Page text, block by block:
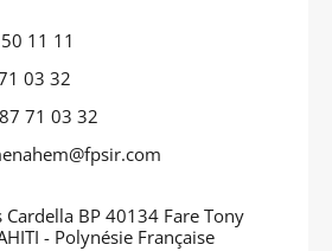
11 11
03 32
71 03 32
Cardella BP 40134 Fare Tony
- Polynésie Française